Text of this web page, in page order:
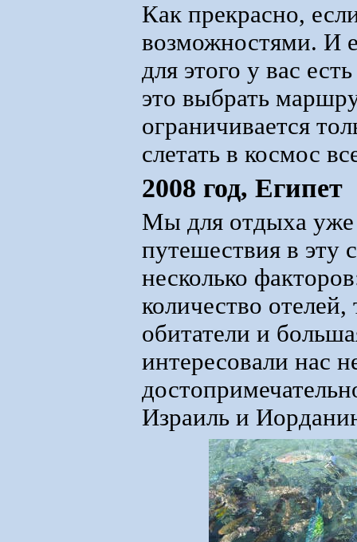
Как прекрасно,
возможностями. И
для этого у вас
это выбрать
ограничивается
слетать в космос
2008 год, Египет
Мы для отдыха уже
путешествия в эту
несколько
количество
обитатели и
интересовали нас
Израиль и